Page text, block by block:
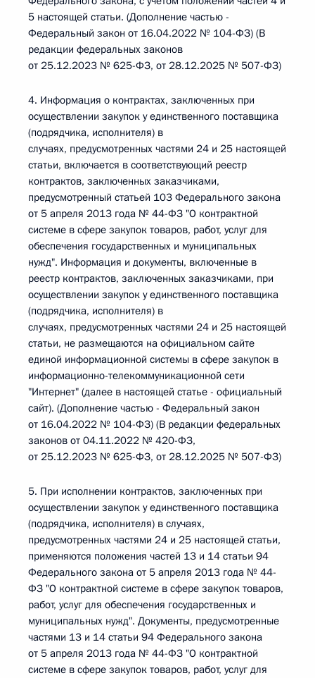
5 настоящей статьи. (Дополнение частью -
Федеральный закон от 16.04.2022 № 104-ФЗ) (В
редакции федеральных законов
от 25.12.2023 № 625-ФЗ, от 28.12.2025 № 507-ФЗ)
4. Информация о контрактах, заключенных при
осуществлении закупок у единственного поставщика
(подрядчика, исполнителя) в
случаях, предусмотренных частями 24 и 25 настоящей
статьи, включается в соответствующий реестр
контрактов, заключенных заказчиками,
предусмотренный статьей 103 Федерального закона
от 5 апреля 2013 года № 44-ФЗ "О контрактной
системе в сфере закупок товаров, работ, услуг для
обеспечения государственных и муниципальных
нужд". Информация и документы, включенные в
реестр контрактов, заключенных заказчиками, при
осуществлении закупок у единственного поставщика
(подрядчика, исполнителя) в
случаях, предусмотренных частями 24 и 25 настоящей
статьи, не размещаются на официальном сайте
единой информационной системы в сфере закупок в
информационно-телекоммуникационной сети
"Интернет" (далее в настоящей статье - официальный
сайт). (Дополнение частью - Федеральный закон
от 16.04.2022 № 104-ФЗ) (В редакции федеральных
законов от 04.11.2022 № 420-ФЗ,
от 25.12.2023 № 625-ФЗ, от 28.12.2025 № 507-ФЗ)
5. При исполнении контрактов, заключенных при
осуществлении закупок у единственного поставщика
(подрядчика, исполнителя) в случаях,
предусмотренных частями 24 и 25 настоящей статьи,
применяются положения частей 13 и 14 статьи 94
Федерального закона от 5 апреля 2013 года № 44-
ФЗ "О контрактной системе в сфере закупок товаров,
работ, услуг для обеспечения государственных и
муниципальных нужд". Документы, предусмотренные
частями 13 и 14 статьи 94 Федерального закона
от 5 апреля 2013 года № 44-ФЗ "О контрактной
системе в сфере закупок товаров, работ, услуг для